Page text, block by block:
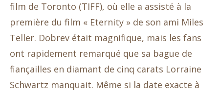
film de Toronto (TIFF), où elle a assisté à la
première du film « Eternity » de son ami Miles
Teller. Dobrev était magnifique, mais les fans
ont rapidement remarqué que sa bague de
fiançailles en diamant de cinq carats Lorraine
Schwartz manquait. Même si la date exacte à